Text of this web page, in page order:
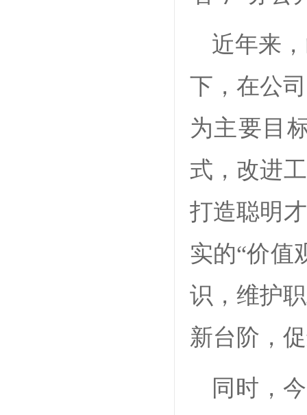
近年来
下，在公
为主要目
式，改进
打造聪明
实的“价值
识，维护
新台阶，
同时，